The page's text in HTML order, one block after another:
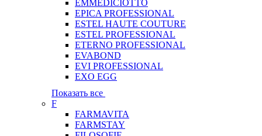
EMMEDICIOTTO
EPICA PROFESSIONAL
ESTEL HAUTE COUTURE
ESTEL PROFESSIONAL
ETERNO PROFESSIONAL
EVABOND
EVI PROFESSIONAL
EXO EGG
Показать все
F
FARMAVITA
FARMSTAY